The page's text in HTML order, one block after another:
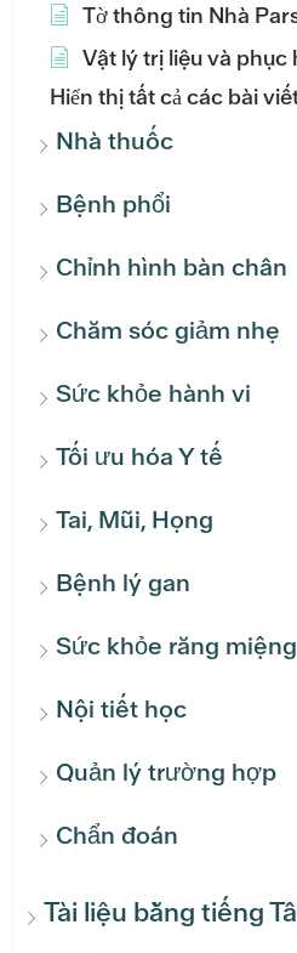
Tờ thông tin Nhà
Vật lý trị liệu và phục
Hiển thị tất cả các bài
Nhà thuốc
Bệnh phổi
Chỉnh hình bàn chân
Chăm sóc giảm nhẹ
Sức khỏe hành vi
Tối ưu hóa Y tế
Tai, Mũi, Họng
Bệnh lý gan
Sức khỏe răng miệng
Nội tiết học
Quản lý trường hợp
Chẩn đoán
Tài liệu bằng tiếng